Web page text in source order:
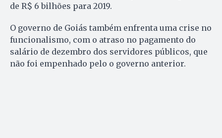
de R$ 6 bilhões para 2019.
O governo de Goiás também enfrenta uma crise no
funcionalismo, com o atraso no pagamento do
salário de dezembro dos servidores públicos, que
não foi empenhado pelo o governo anterior.